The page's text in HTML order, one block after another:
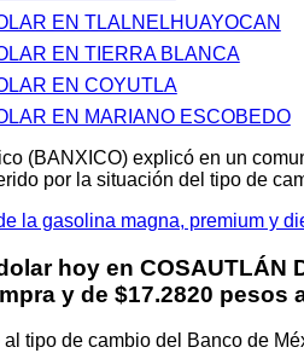
EN TLALNELHUAYOCAN
EN TIERRA BLANCA
EN COYUTLA
EN MARIANO ESCOBEDO
(BANXICO) explicó en un
por la situación del tipo de
la gasolina magna, premium y
hoy en COSAUTLÁN
y de $17.2820 pesos
tipo de cambio del Banco de